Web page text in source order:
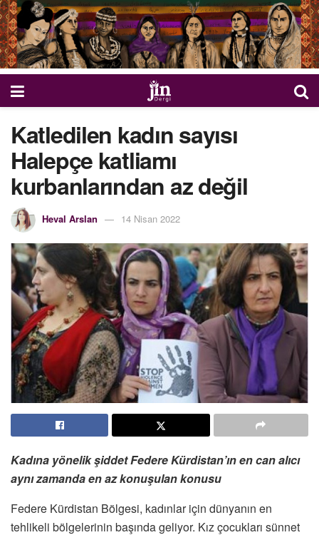
Katledilen kadın sayısı
Halepçe katliamı
kurbanlarından az değil
Heval Arslan 14 Nisan 2022
Kadına yönelik şiddet Federe Kürdistan’ın en can alıcı
aynı zamanda en az konuşulan konusu
Federe Kürdistan Bölgesi, kadınlar için dünyanın en
tehlikeli bölgelerinin başında geliyor. Kız çocukları sünnet